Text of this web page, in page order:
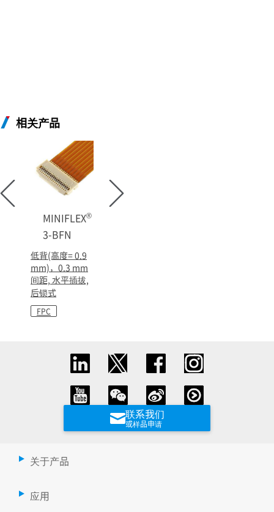
相关产品
MINIFLEX®
3-BFN
低背(高度= 0.9
mm)，0.3 mm
间距, 水平插拔,
后锁式
FPC
联系我们
或样品申请
关于产品
应用